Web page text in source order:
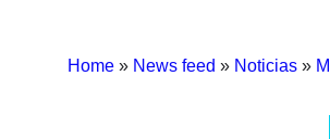
Home » News feed » Noticias »